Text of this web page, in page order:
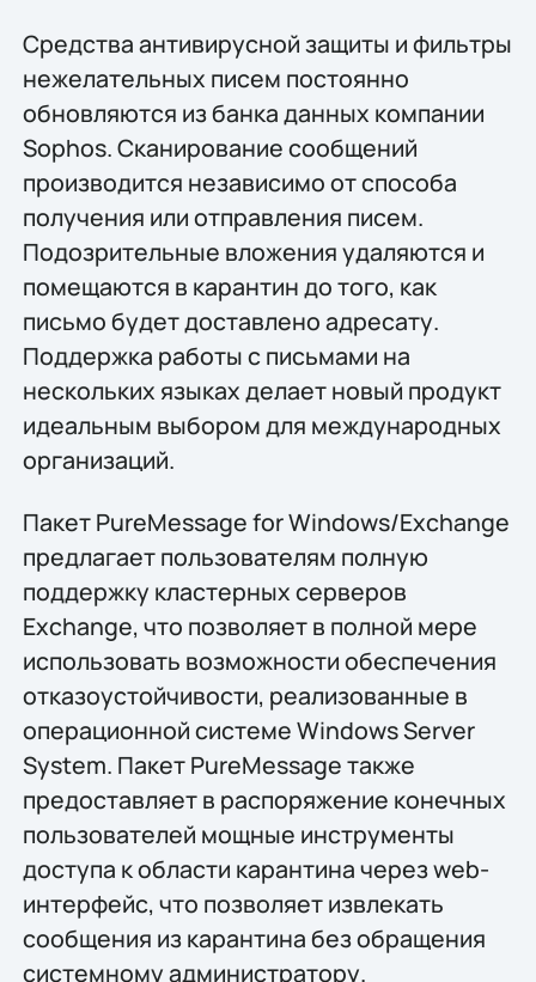
Средства антивирусной защиты и фильтры
нежелательных писем постоянно
обновляются из банка данных компании
Sophos. Сканирование сообщений
производится независимо от способа
получения или отправления писем.
Подозрительные вложения удаляются и
помещаются в карантин до того, как
письмо будет доставлено адресату.
Поддержка работы с письмами на
нескольких языках делает новый продукт
идеальным выбором для международных
организаций.
Пакет PureMessage for Windows/Exchange
предлагает пользователям полную
поддержку кластерных серверов
Exchange, что позволяет в полной мере
использовать возможности обеспечения
отказоустойчивости, реализованные в
операционной системе Windows Server
System. Пакет PureMessage также
предоставляет в распоряжение конечных
пользователей мощные инструменты
доступа к области карантина через web-
интерфейс, что позволяет извлекать
сообщения из карантина без обращения
системному администратору.